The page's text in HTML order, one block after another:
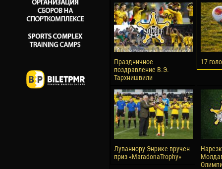
Праздничное
поздравление В.Э.
Тархнишвили
17
Луваннору Энрике вручен
приз «MaradonaTrophy»